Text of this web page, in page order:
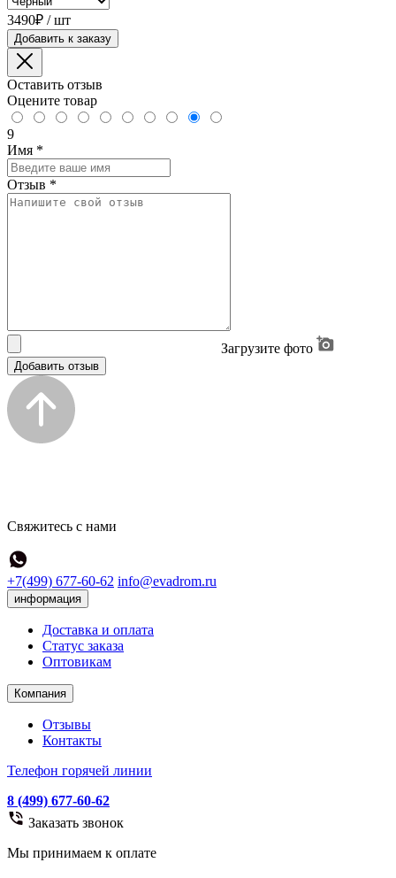
3490₽ / шт
Добавить к заказу
Оставить отзыв
Оцените товар
9
Имя *
Отзыв *
Загрузите фото
Добавить отзыв
Свяжитесь с нами
+7(499) 677-60-62 info@evadrom.ru
информация
Доставка и оплата
Статус заказа
Оптовикам
Компания
Отзывы
Контакты
Телефон горячей линии
8 (499) 677-60-62
Заказать звонок
Мы принимаем к оплате